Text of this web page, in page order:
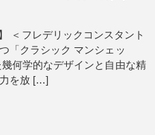
＜フレデリックコンスタント
「クラシック マンシェッ
何学的なデザインと自由な精
を放 […]